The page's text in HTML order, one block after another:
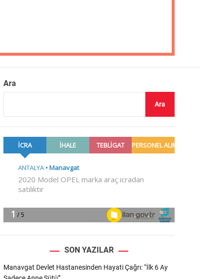
Ara
Ara
SON YAZILAR
Manavgat Devlet Hastanesinden Hayati Çağrı: “İlk 6 Ay